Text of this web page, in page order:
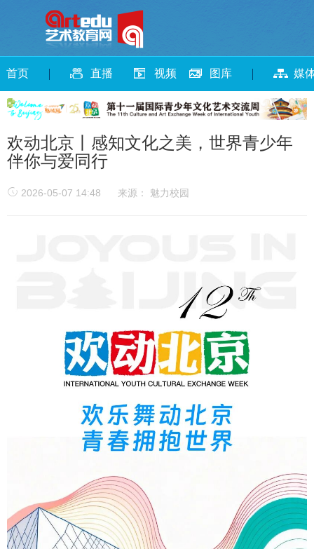
首页 直播 视频 图库 媒
欢动北京丨感知文化之美，世界青少年
伴你与爱同行
2026-05-07 14:48 来源： 魅力校园